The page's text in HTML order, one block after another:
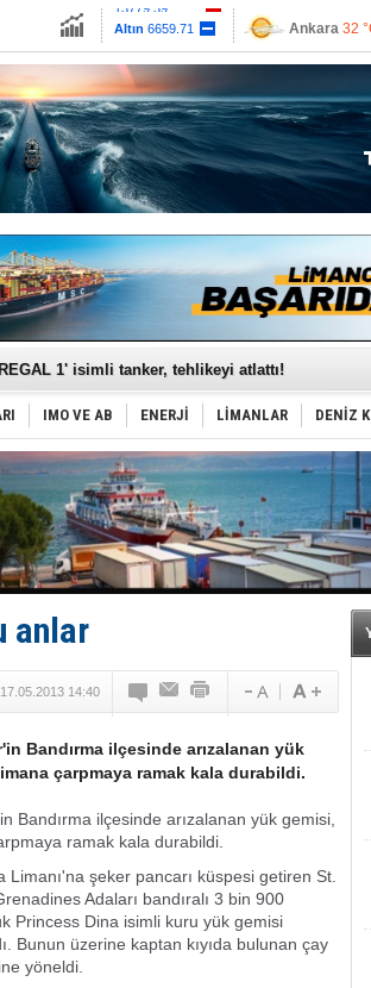
Altın 6659.71
Euro55.1258
Ankara 32
Antalya33
Muğla 33 °C
Çanakkale
Makine arızası yapan tanker, güvenli bölgeye çekildi
1' isimli tanker, tehlikeyi atlattı!
5 ton kokain yakalandı: Portekiz!
barcı filosuna 2 yeni gemi katıldı
İHA’ları, Alman gemisini vurdu!
güvenlik krizi, navluna vuruyor!
hesabını yosun bozdu, oteller fiyat kırdı
gölge filo tankerlerinde lider bayrak
ticari destek gemisinden süperyata
Denizcilik sektörü, Alsancak Limanı’ndan memnun
Karadeniz'deki gemicilik faaliyetlerine
Olympos Regatta’ başlıyor
Taksi Botlar, 50 yıldır Marmaris’in mavi sularında
Başkanı Hamdi Erçelik’ten ‘Çözüm
IMO VE AB ENERJİ LİMANLAR DENİZ
anlar
17.05.2013 14:40
Bandırma ilçesinde arızalanan yük
çarpmaya ramak kala durabildi.
Bandırma ilçesinde arızalanan yük gemisi,
ramak kala durabildi.
Limanı'na şeker pancarı küspesi getiren St.
Adaları bandıralı 3 bin 900
Princess Dina isimli kuru yük gemisi
Bunun üzerine kaptan kıyıda bulunan çay
yöneldi.